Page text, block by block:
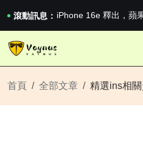
滾動訊息： iPhone 16e 釋出，蘋
2026澳網男單收官：
《巔峰守衛
首頁 全部文章 精選ins相